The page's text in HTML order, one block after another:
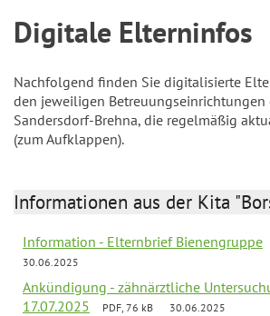
Digitale Elterninfos
Nachfolgend finden Sie digitalisierte
den jeweiligen Betreuungseinrichtungen
Sandersdorf-Brehna, die regelmäßig
(zum Aufklappen).
Informationen aus der Kita
Information - Elternbrief Bienengruppe
30.06.2025
Ankündigung - zähnärztliche
17.07.2025
PDF, 76 kB 30.06.2025